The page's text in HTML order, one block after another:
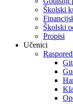
Školski
Školski
Propisi
Učenici